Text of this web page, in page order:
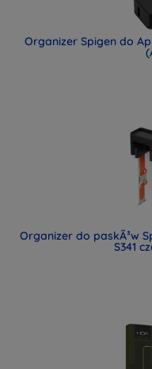
Organizer Spigen do
Organizer do paskÃ³w
S341